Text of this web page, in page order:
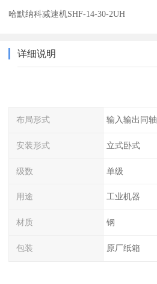
哈默纳科减速机SHF-14-30-2UH
详细说明
布局形式 输入输出同轴
安装形式 立式卧式
级数 单级
用途 工业机器
材质 钢
包装 原厂纸箱